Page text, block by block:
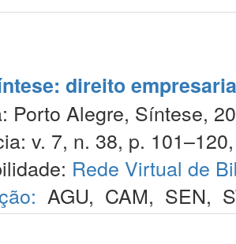
direito
Porto Alegre, Síntese,
v. 7, n. 38, p.
Rede Virtual de
AGU, CAM, SEN,